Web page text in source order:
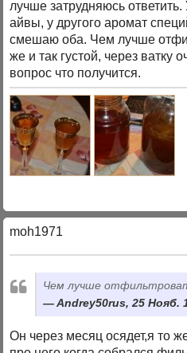
лучше затрудняюсь
айвы, у другого аромат
смешаю оба. Чем лучше
же и так густой, через ватку
вопрос что получится.
moh1971
Чем лучше
Andrey50rus, 25 Нояб.
Он через месяц осядет,я то